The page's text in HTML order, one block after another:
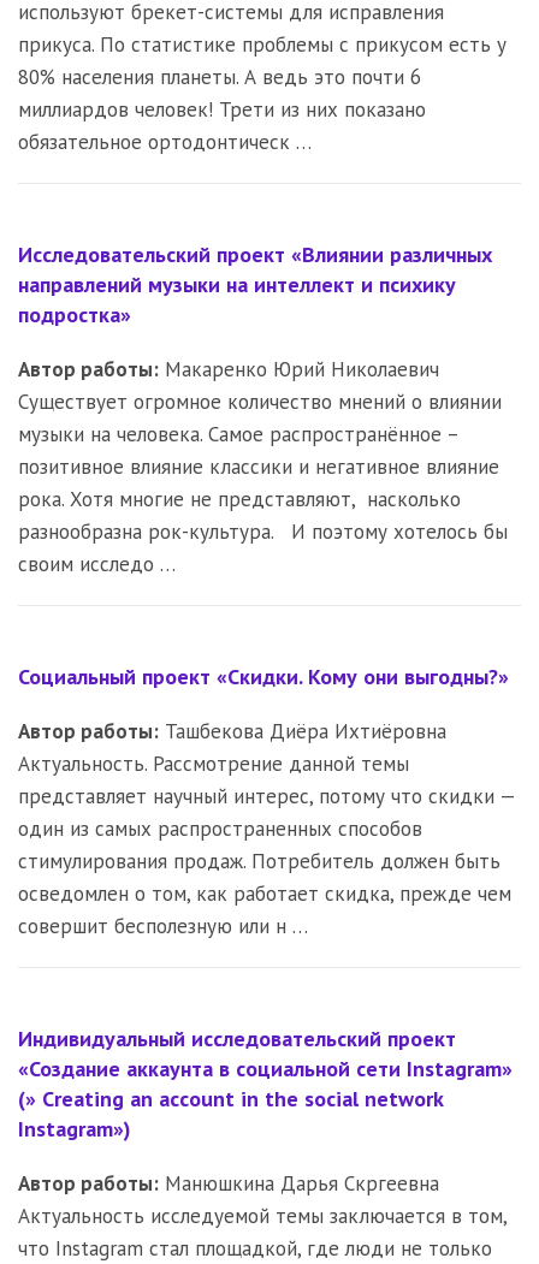
используют брекет-системы для исправления
прикуса. По статистике проблемы с прикусом есть у
80% населения планеты. А ведь это почти 6
миллиардов человек! Трети из них показано
обязательное ортодонтическ …
Исследовательский проект «Влиянии различных
направлений музыки на интеллект и психику
подростка»
Автор работы: Макаренко Юрий Николаевич
Существует огромное количество мнений о влиянии
музыки на человека. Самое распространённое –
позитивное влияние классики и негативное влияние
рока. Хотя многие не представляют, насколько
разнообразна рок-культура. И поэтому хотелось бы
своим исследо …
Социальный проект «Скидки. Кому они выгодны?»
Автор работы: Ташбекова Диёра Ихтиёровна
Актуальность. Рассмотрение данной темы
представляет научный интерес, потому что скидки —
один из самых распространенных способов
стимулирования продаж. Потребитель должен быть
осведомлен о том, как работает скидка, прежде чем
совершит бесполезную или н …
Индивидуальный исследовательский проект
«Создание аккаунта в социальной сети Instagram»
(» Сreating an account in the social network
Instagram»)
Автор работы: Манюшкина Дарья Скргеевна
Актуальность исследуемой темы заключается в том,
что Instagram стал площадкой, где люди не только